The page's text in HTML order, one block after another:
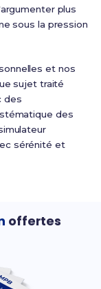
plus
sous la pression
et nos
sujet traité
des
des
sérénité et
offertes